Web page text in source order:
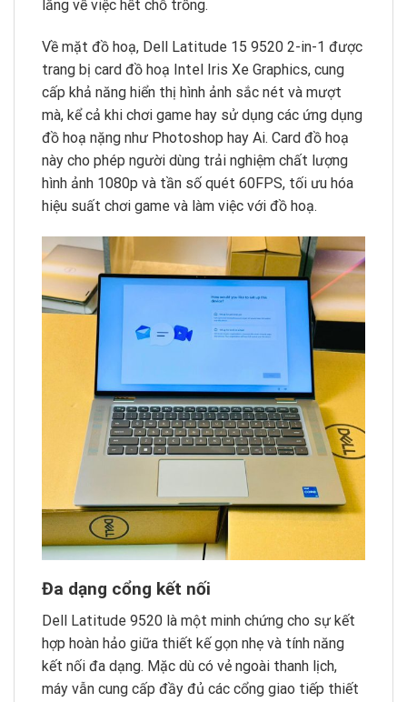
lắng về việc hết chỗ trống.
Về mặt đồ hoạ, Dell Latitude 15 9520 2-in-1 được
trang bị card đồ hoạ Intel Iris Xe Graphics, cung
cấp khả năng hiển thị hình ảnh sắc nét và mượt
mà, kể cả khi chơi game hay sử dụng các ứng dụng
đồ hoạ nặng như Photoshop hay Ai. Card đồ hoạ
này cho phép người dùng trải nghiệm chất lượng
hình ảnh 1080p và tần số quét 60FPS, tối ưu hóa
hiệu suất chơi game và làm việc với đồ hoạ.
Đa dạng cổng kết nối
Dell Latitude 9520 là một minh chứng cho sự kết
hợp hoàn hảo giữa thiết kế gọn nhẹ và tính năng
kết nối đa dạng. Mặc dù có vẻ ngoài thanh lịch,
máy vẫn cung cấp đầy đủ các cổng giao tiếp thiết